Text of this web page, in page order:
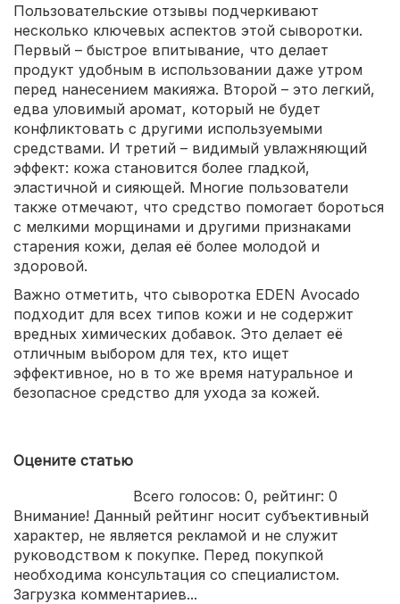
Пользовательские отзывы подчеркивают
несколько ключевых аспектов этой сыворотки.
Первый – быстрое впитывание, что делает
продукт удобным в использовании даже утром
перед нанесением макияжа. Второй – это легкий,
едва уловимый аромат, который не будет
конфликтовать с другими используемыми
средствами. И третий – видимый увлажняющий
эффект: кожа становится более гладкой,
эластичной и сияющей. Многие пользователи
также отмечают, что средство помогает бороться
с мелкими морщинами и другими признаками
старения кожи, делая её более молодой и
здоровой.
Важно отметить, что сыворотка EDEN Avocado
подходит для всех типов кожи и не содержит
вредных химических добавок. Это делает её
отличным выбором для тех, кто ищет
эффективное, но в то же время натуральное и
безопасное средство для ухода за кожей.
Оцените статью
Всего голосов: 0, рейтинг: 0
Внимание! Данный рейтинг носит субъективный
характер, не является рекламой и не служит
руководством к покупке. Перед покупкой
необходима консультация со специалистом.
Загрузка комментариев...